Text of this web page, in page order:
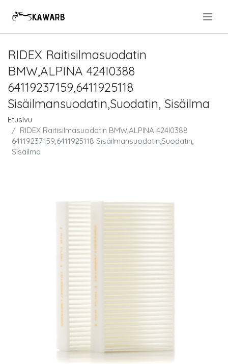
RIDEX Raitisilmasuodatin
BMW,ALPINA 424I0388
64119237159,6411925118
Sisäilmansuodatin,Suodatin, Sisäilma
Etusivu
RIDEX Raitisilmasuodatin BMW,ALPINA 424I0388
64119237159,6411925118 Sisäilmansuodatin,Suodatin,
Sisäilma